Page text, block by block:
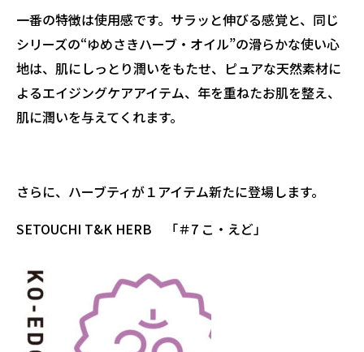
一番の特徴は使用感です。サラッと伸びる感覚と、同じ
シリーズの“ゆめさきハーブ・オイル”の滑らかな使い心
地は、肌にしっとり潤いをもたせ、ピュアな天然素材に
よるエイジングケアアイテム、年を重ねたお肌を整え、
肌に潤いを与えてくれます。
さらに、ハーブティが１アイテム新たに登場します。
SETOUCHI T&K HERB 「＃7 こ・えど」